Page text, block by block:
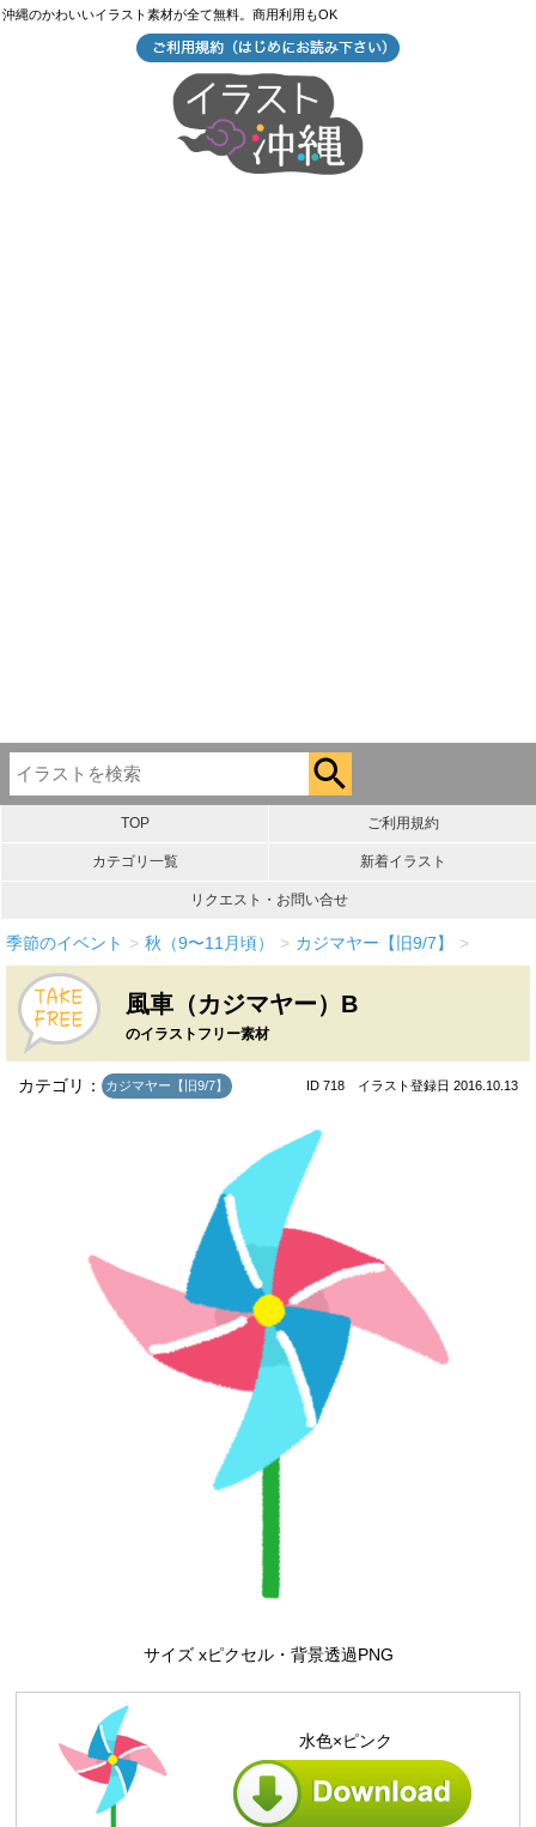
沖縄のかわいいイラスト素材が全て無料。商用利用もOK
TOP ご利用規約
カテゴリ一覧 新着イラスト
リクエスト・お問い合せ
季節のイベント > 秋（9〜11月頃） > カジマヤー【旧9/7】 >
風車（カジマヤー）B
のイラストフリー素材
カテゴリ： カジマヤー【旧9/7】 ID 718 イラスト登録日 2016.10.13
サイズ xピクセル・背景透過PNG
水色×ピンク